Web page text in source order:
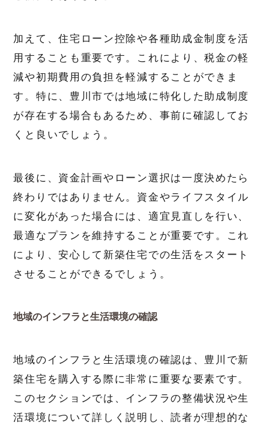
加えて、住宅ローン控除や各種助成金制度を活
用することも重要です。これにより、税金の軽
減や初期費用の負担を軽減することができま
す。特に、豊川市では地域に特化した助成制度
が存在する場合もあるため、事前に確認してお
くと良いでしょう。
最後に、資金計画やローン選択は一度決めたら
終わりではありません。資金やライフスタイル
に変化があった場合には、適宜見直しを行い、
最適なプランを維持することが重要です。これ
により、安心して新築住宅での生活をスタート
させることができるでしょう。
地域のインフラと生活環境の確認
地域のインフラと生活環境の確認は、豊川で新
築住宅を購入する際に非常に重要な要素です。
このセクションでは、インフラの整備状況や生
活環境について詳しく説明し、読者が理想的な